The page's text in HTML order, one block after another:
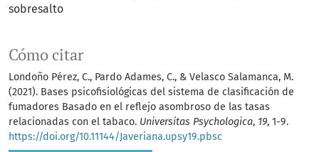
sobresalto
Cómo citar
Londoño Pérez, C., Pardo Adames, C., & Velasco Salamanca, M.
(2021). Bases psicofisiológicas del sistema de clasificación de
fumadores Basado en el reflejo asombroso de las tasas
relacionadas con el tabaco. Universitas Psychologica, 19, 1-9.
https://doi.org/10.11144/Javeriana.upsy19.pbsc